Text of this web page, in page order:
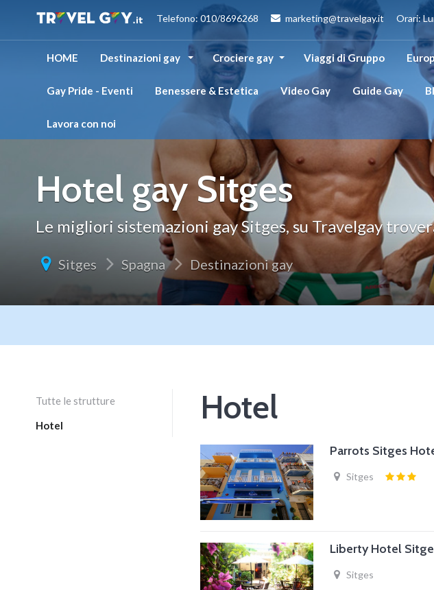
Telefono: 010/8696268 marketing@travelgay.it Orari:
HOME Destinazioni gay Crociere gay Viaggi di Gruppo
Gay Pride - Eventi Benessere & Estetica Video Gay Guide Gay
Lavora con noi
Hotel gay Sitges
Le migliori sistemazioni gay Sitges, su Travelgay
Sitges Spagna Destinazioni gay
Tutte le strutture
Hotel
Hotel
Parrots Sitges
Sitges
Liberty Hotel
Sitges